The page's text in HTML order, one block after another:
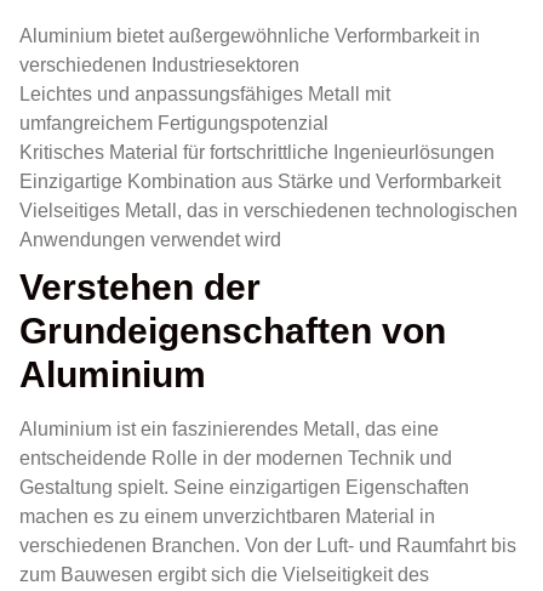
Aluminium bietet außergewöhnliche Verformbarkeit in
verschiedenen Industriesektoren
Leichtes und anpassungsfähiges Metall mit
umfangreichem Fertigungspotenzial
Kritisches Material für fortschrittliche Ingenieurlösungen
Einzigartige Kombination aus Stärke und Verformbarkeit
Vielseitiges Metall, das in verschiedenen technologischen
Anwendungen verwendet wird
Verstehen der
Grundeigenschaften von
Aluminium
Aluminium ist ein faszinierendes Metall, das eine
entscheidende Rolle in der modernen Technik und
Gestaltung spielt. Seine einzigartigen Eigenschaften
machen es zu einem unverzichtbaren Material in
verschiedenen Branchen. Von der Luft- und Raumfahrt bis
zum Bauwesen ergibt sich die Vielseitigkeit des